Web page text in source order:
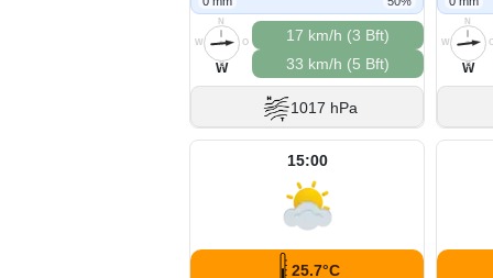
N
O
S
W
W
17 km/h (3 Bft)
33 km/h (5 Bft)
1017 hPa
N
S
W
W
15:00
25.7°C